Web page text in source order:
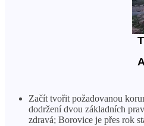
Začít tvořit požadovanou
dodržení dvou základních
zdravá; Borovice je přes rok